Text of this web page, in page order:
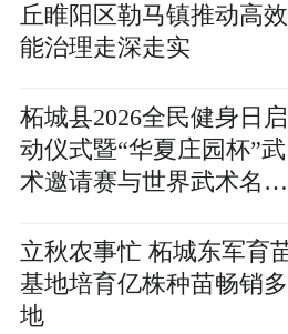
丘睢阳区勒马镇推动高效
能治理走深走实
柘城县2026全民健身日启
动仪式暨“华夏庄园杯”武
术邀请赛与世界武术名家
立秋农事忙 柘城东军育苗
基地培育亿株种苗畅销多
地